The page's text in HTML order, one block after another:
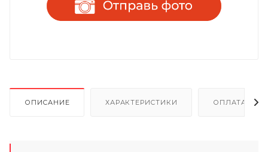
ОПИСАНИЕ ХАРАКТЕРИСТИКИ ОПЛАТА И